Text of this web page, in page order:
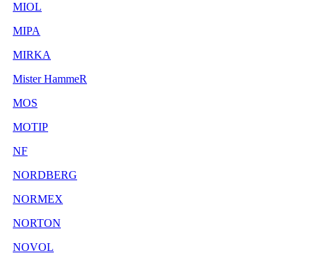
MIOL
MIPA
MIRKA
Mister HammeR
MOS
MOTIP
NF
NORDBERG
NORMEX
NORTON
NOVOL